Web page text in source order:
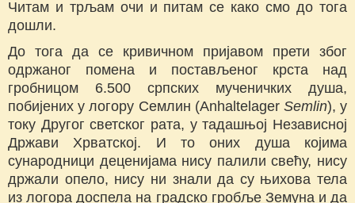
Читам и трљам очи и питам се како смо до тога
дошли.
До тога да се кривичном пријавом прети због
одржаног помена и постављеног крста над
гробницом 6.500 српских мученичких душа,
побијених у логору Семлин (Anhaltelager Semlin), у
току Другог светског рата, у тадашњој Независној
Држави Хрватској. И то оних душа којима
сународници деценијама нису палили свећу, нису
држали опело, нису ни знали да су њихова тела
из логора доспела на градско гробље Земуна и да